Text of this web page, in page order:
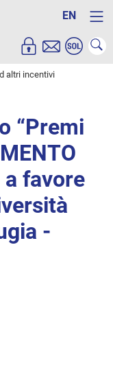
EN
altri incentivi
“Premi
a favore
-